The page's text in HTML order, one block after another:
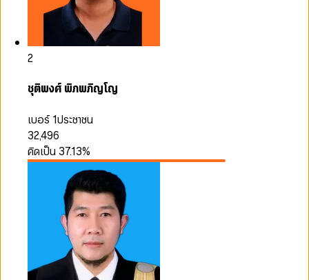
2
ชุติพงศ์ พิภพภิญโญ
เบอร์ 1ประชาชน
32,496
คิดเป็น 37.13%